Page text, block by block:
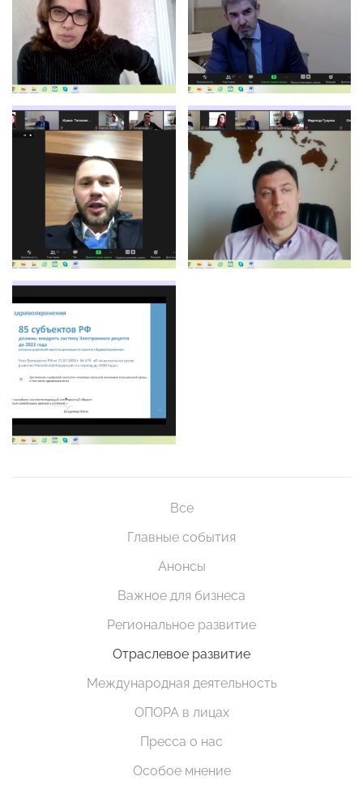
Все
Главные события
Анонсы
Важное для бизнеса
Региональное развитие
Отраслевое развитие
Международная деятельность
ОПОРА в лицах
Пресса о нас
Особое мнение